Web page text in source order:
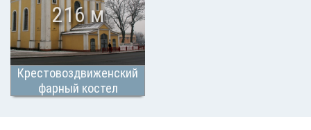
Крестовоздвиженский
фарный костел
216 м